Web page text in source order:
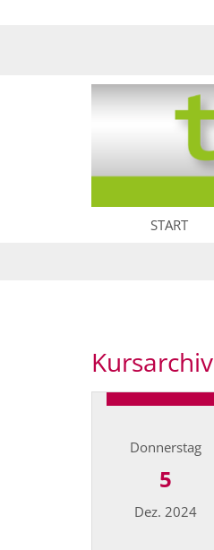
START
Kursarchiv
Donnerstag
5
Dez. 2024